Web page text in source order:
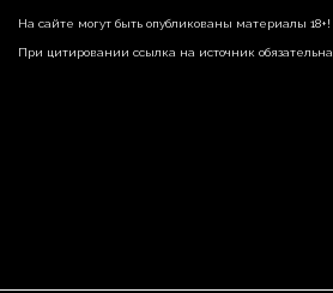
На сайте могут быть опубликованы материалы 18+!
При цитировании ссылка на источник обязательна.